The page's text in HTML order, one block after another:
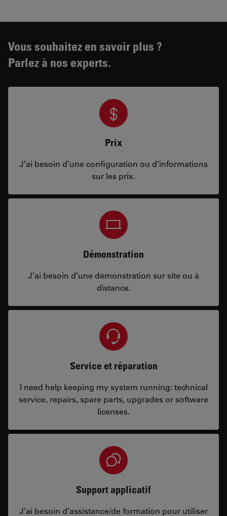
Vous souhaitez en savoir plus ?
Parlez à nos experts.
Prix
J’ai besoin d’une configuration ou d’informations
sur les prix.
Démonstration
J’ai besoin d’une démonstration sur site ou à
distance.
Service et réparation
I need help keeping my system running: technical
service, repairs, spare parts, upgrades or software
licenses.
Support applicatif
J’ai besoin d’assistance/de formation pour utiliser